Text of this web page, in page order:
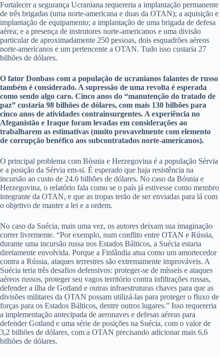
Fortalecer a segurança Ucraniana requereria a implantação permanente
de três brigadas (uma norte-americana e duas da OTAN); a aquisição e
implantação de equipamento; a implantação de uma brigada de defesa
aérea; e a presença de instrutores norte-americanos e uma divisão
particular de aproximadamente 250 pessoas, dois esquadrões aéreos
norte-americanos e um pertencente a OTAN. Tudo isso custaria 27
bilhões de dólares.
O fator Donbass com a população de ucranianos falantes de russo
também é considerado. A supressão de uma revolta é esperada
como sendo algo caro. Cinco anos do “manutenção do tratado de
paz” custaria 98 bilhões de dólares, com mais 130 bilhões para
cinco anos de atividades contrainsurgentes. A experiência no
Afeganistão e Iraque foram levadas em considerações ao
trabalharem as estimativas (muito provavelmente com elemento
de corrupção benéfico aos subcontratados norte-americanos).
O principal problema com Bósnia e Herzegovina é a população Sérvia
e a posição da Sérvia em-si. É esperado que haja resistência na
incursão ao custo de 24.6 bilhões de dólares. No caso da Bósnia e
Herzegovina, o relatório fala como se o país já estivesse como membro
integrante da OTAN, e que as tropas terão de ser enviadas para lá com
o objetivo de manter a lei e a ordem.
No caso da Suécia, mais uma vez, os autores deixam sua imaginação
correr livremente. “Por exemplo, num conflito entre OTAN e Rússia,
durante uma incursão russa nos Estados Bálticos, a Suécia estaria
diretamente envolvida. Porque a Finlândia atua como um amortecedor
contra a Rússia, ataques terrestres são extremamente improváveis. A
Suécia teria três desafios defensivos: proteger-se de mísseis e ataques
aéreos russos, proteger seu vagos território contra infiltrações russas,
defender a ilha de Gotland e outras infraestruturas chaves para que as
divisões militares da OTAN possam utilizá-las para proteger o fluxo de
forças para os Estados Bálticos, dentre outros lugares.” Isso requereria
a implementação antecipada de aeronaves e defesas aéreas para
defender Gotland e uma série de posições na Suécia, com o valor de
3,2 bilhões de dólares, com a OTAN precisando adicionar mais 6,6
bilhões de dólares.